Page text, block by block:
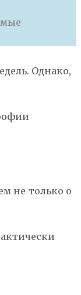
Однако,
не только о